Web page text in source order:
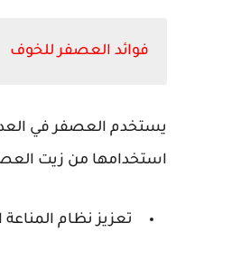
فوائد العصفر للخوف
يستخدم العصفر في
استخدامها من زيت
تعزيز نظام